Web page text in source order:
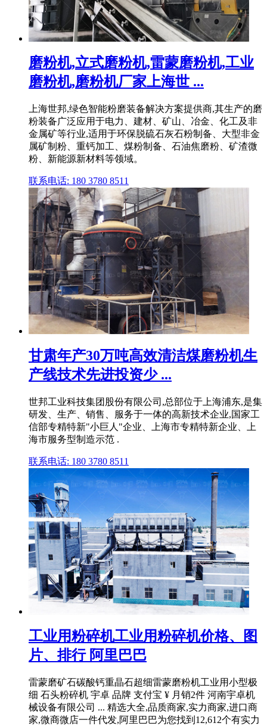
磨粉机,立式磨粉机,雷蒙磨粉机,工业
磨粉机,磨粉机厂家上海世 ...
上海世邦,绿色智能粉磨装备解决方案提供商,其生产的磨
粉装备广泛应用于电力、建材、矿山、冶金、化工及非
金属矿等行业,适用于环保脱硫石灰石粉制备、大型非金
属矿制粉、重钙加工、煤粉制备、石油焦磨粉、矿渣微
粉、新能源新材料等领域。
联系电话: 180 3780 8511
甘肃年产30万吨高效清洁煤磨粉机生
产线技术先进投资少 ...
世邦工业科技集团股份有限公司,总部位于上海浦东,是集
研发、生产、销售、服务于一体的高新技术企业,国家工
信部专精特新"小巨人"企业、上海市专精特新企业、上
海市服务型制造示范 .
联系电话: 180 3780 8511
工业用粉碎机工业用粉碎机价格、图
片、排行 阿里巴巴
雷蒙磨矿石碳酸钙重晶石超细雷蒙磨粉机工业用小型极
细 石头粉碎机 宇卓 品牌 支付宝 ¥ 月销2件 河南宇卓机
械设备有限公司 ... 精选大全,品质商家,实力商家,进口商
家,微商微店一件代发,阿里巴巴为您找到12,612个有实力